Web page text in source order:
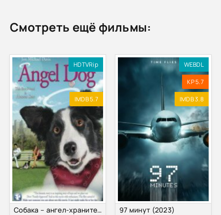
Смотреть ещё фильмы:
HDTVRip
IMDB 5.7
Собака – ангел-хранитель (2011)
WEBDL
KP 5.7
IMDB 3.8
97 минут (2023)